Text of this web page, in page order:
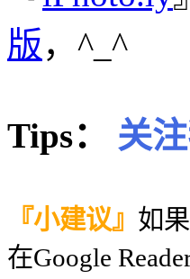
版，^_^
Tips： 关
『小建议』 如
在Google